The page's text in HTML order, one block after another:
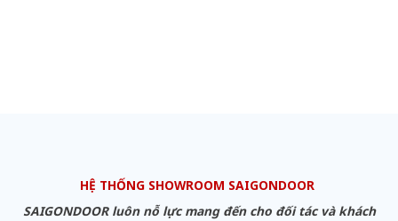
HỆ THỐNG SHOWROOM SAIGONDOOR
SAIGONDOOR luôn nỗ lực mang đến cho đối tác và khách